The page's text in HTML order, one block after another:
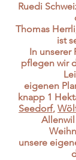
Ruedi
Thomas Herrli
ist
In unserer
pflegen wir
eigenen
knapp 1
Seedorf,
unsere